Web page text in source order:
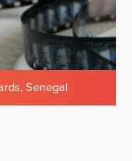
, Senegal